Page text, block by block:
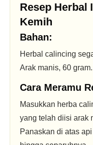
Resep Herbal
Kemih
Bahan:
Herbal calincing
Arak manis, 60 gram.
Cara Meramu
Masukkan herba
yang telah diisi arak
Panaskan di atas